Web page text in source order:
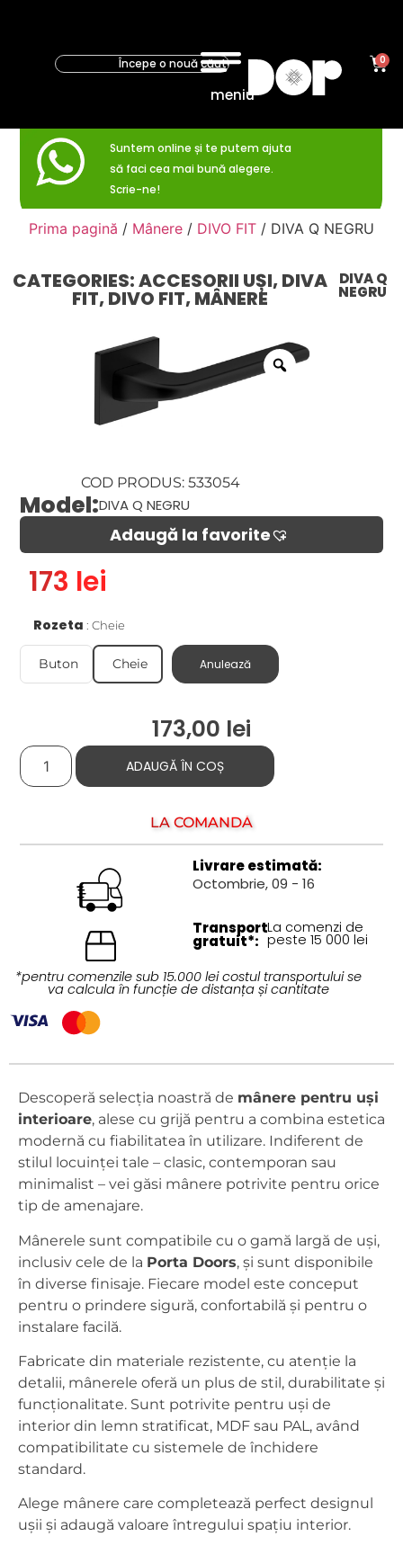
meniu
0
Suntem online și te putem ajuta
să faci cea mai bună alegere.
Scrie-ne!
Prima pagină / Mânere / DIVO FIT / DIVA Q NEGRU
CATEGORIES:ACCESORII UȘI,DIVA
FIT,DIVO FIT,MÂNERE
DIVA Q
NEGRU
COD PRODUS: 533054
Model:DIVA Q NEGRU
Adaugă la favorite​
173 lei
Rozeta Cheie
Buton Cheie Anulează
173,00 lei
ADAUGĂ ÎN COȘ
LA COMANDĂ
Livrare estimată:
Octombrie, 09 - 16
Transport
gratuit*:
La comenzi de
peste 15 000 lei
*pentru comenzile sub 15.000 lei costul transportului se
va calcula în funcție de distanța și cantitate
Descoperă selecția noastră de mânere pentru uși
interioare, alese cu grijă pentru a combina estetica
modernă cu fiabilitatea în utilizare. Indiferent de
stilul locuinței tale – clasic, contemporan sau
minimalist – vei găsi mânere potrivite pentru orice
tip de amenajare.
Mânerele sunt compatibile cu o gamă largă de uși,
inclusiv cele de la Porta Doors, și sunt disponibile
în diverse finisaje. Fiecare model este conceput
pentru o prindere sigură, confortabilă și pentru o
instalare facilă.
Fabricate din materiale rezistente, cu atenție la
detalii, mânerele oferă un plus de stil, durabilitate și
funcționalitate. Sunt potrivite pentru uși de
interior din lemn stratificat, MDF sau PAL, având
compatibilitate cu sistemele de închidere
standard.
Alege mânere care completează perfect designul
ușii și adaugă valoare întregului spațiu interior.